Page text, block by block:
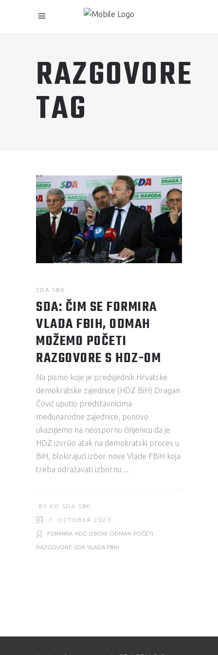
RAZGOVORE
TAG
SDA SBK
SDA: ČIM SE FORMIRA
VLADA FBIH, ODMAH
MOŽEMO POČETI
RAZGOVORE S HDZ-OM
Na pismo koje je predsjednik Hrvatske
demokratske zajednice (HDZ BiH) Dragan
Čović uputio predstavnicima
međunarodne zajednice, ponovo
ukazujemo na neospornu činjenicu da je
HDZ izvršio atak na demokratski proces u
BiH, blokirajući izbor nove Vlade FBiH koja
treba odražavati izbornu
BY KO SDA SBK
7. OCTOBER 2020.
FORMIRA HDZ IZBORI ODMAH POČETI
RAZGOVORE SDA VLADA FBIH